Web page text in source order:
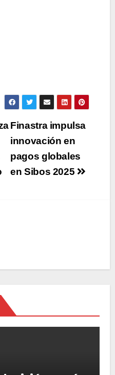
Finastra impulsa
innovación en
pagos globales
en Sibos 2025